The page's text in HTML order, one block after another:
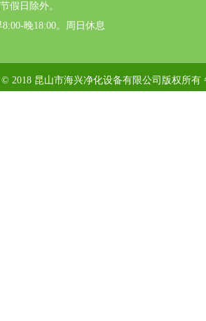
假日除外。
晚18:00。周日休息
© 2018 昆山市海兴净化设备有限公司版权所有